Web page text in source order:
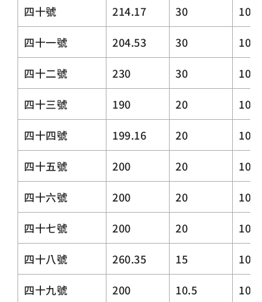
四十號 214.17 30
四十一號 204.53 30
四十二號 230 30 10
四十三號 190 20 10
四十四號 199.16 20
四十五號 200 20
四十六號 200 20 10.5
四十七號 200 20
四十八號 260.35 15
四十九號 200 10.5